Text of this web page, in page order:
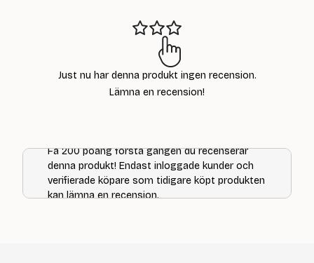
Just nu har denna produkt ingen recension.
Lämna en recension!
Få 200 poäng första gången du recenserar
denna produkt! Endast inloggade kunder och
verifierade köpare som tidigare köpt produkten
kan lämna en recension.